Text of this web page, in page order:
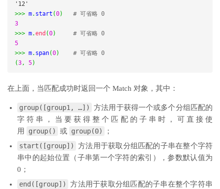
'12'
>>> m. start (0)
# 可省略 0
3
>>> m.end (0)
# 可省略 0
5
>>> m. span(0)
# 可省略 0
(3, 5)
在上面，当匹配成功时返回一个 Match 对象，其中：
group([group1, …])
方法用于获得一个或多个分组匹配的
字符串，当要获得整个匹配的子串时，可直接使
用
group() 或 group(0)
；
start([group])
方法用于获取分组匹配的子串在整个字符
串中的起始位置（子串第一个字符的索引），参数默认值为
0；
end([group])
方法用于获取分组匹配的子串在整个字符串